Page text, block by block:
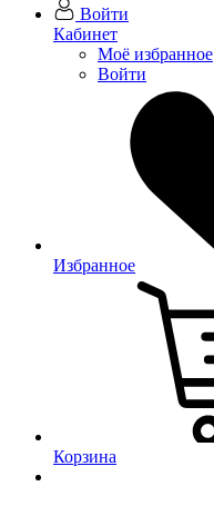
Войти
Кабинет
Моё избранное
Войти
Избранное
Корзина